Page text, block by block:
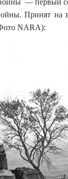
— первый
Принят на
NARA):